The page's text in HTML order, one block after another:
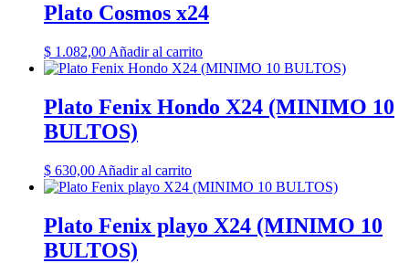
Plato Cosmos x24
$ 1.082,00 Añadir al carrito
Plato Fenix Hondo X24 (MINIMO 10
BULTOS)
$ 630,00 Añadir al carrito
Plato Fenix playo X24 (MINIMO 10
BULTOS)